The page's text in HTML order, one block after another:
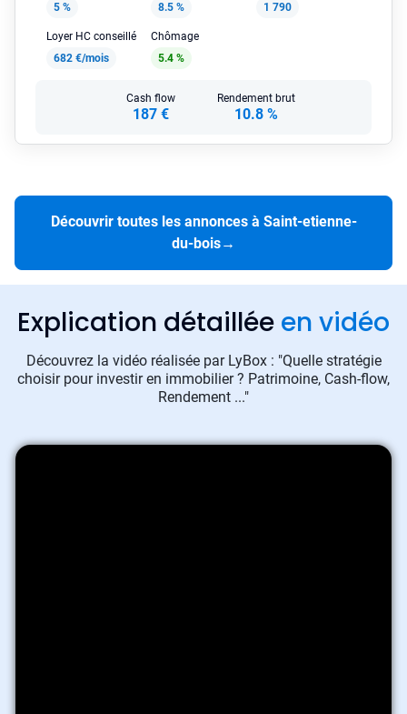
5 %
8.5 %
1 790
Loyer HC conseillé
682 €/mois
Chômage
5.4 %
Cash flow
187 €
Rendement brut
10.8 %
Découvrir toutes les annonces à Saint-etienne-
du-bois→
Explication détaillée en vidéo
Découvrez la vidéo réalisée par LyBox : "Quelle stratégie
choisir pour investir en immobilier ? Patrimoine, Cash-flow,
Rendement ..."